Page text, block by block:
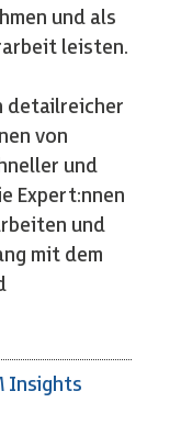
und als
leisten.
detailreicher
von
und
Expert:nnen
und
mit dem
Insights